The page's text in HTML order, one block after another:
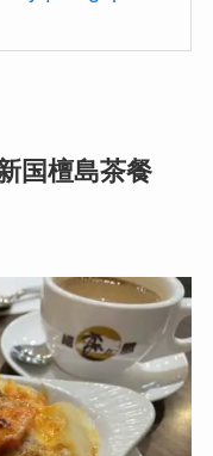
国檀島茶餐